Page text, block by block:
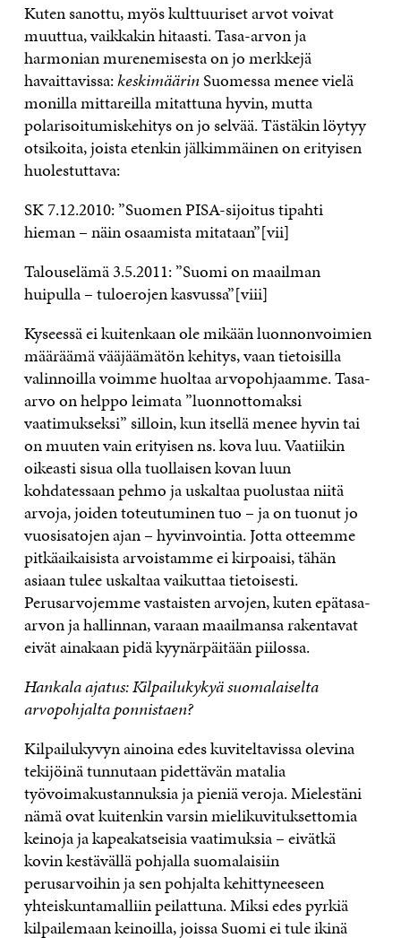
Kuten sanottu, myös kulttuuriset arvot voivat
muuttua, vaikkakin hitaasti. Tasa-arvon ja
harmonian murenemisesta on jo merkkejä
havaittavissa:keskimäärinSuomessa menee vielä
monilla mittareilla mitattuna hyvin, mutta
polarisoitumiskehitys on jo selvää. Tästäkin löytyy
otsikoita, joista etenkin jälkimmäinen on erityisen
huolestuttava:
SK 7.12.2010: ”Suomen PISA-sijoitus tipahti
hieman – näin osaamista mitataan”[vii]
Talouselämä 3.5.2011: ”Suomi on maailman
huipulla – tuloerojen kasvussa”[viii]
Kyseessä ei kuitenkaan ole mikään luonnonvoimien
määräämä vääjäämätön kehitys, vaan tietoisilla
valinnoilla voimme huoltaa arvopohjaamme. Tasa-
arvo on helppo leimata ”luonnottomaksi
vaatimukseksi” silloin, kun itsellä menee hyvin tai
on muuten vain erityisen ns. kova luu. Vaatiikin
oikeasti sisua olla tuollaisen kovan luun
kohdatessaan pehmo ja uskaltaa puolustaa niitä
arvoja, joiden toteutuminen tuo – ja on tuonut jo
vuosisatojen ajan – hyvinvointia. Jotta otteemme
pitkäaikaisista arvoistamme ei kirpoaisi, tähän
asiaan tulee uskaltaa vaikuttaa tietoisesti.
Perusarvojemme vastaisten arvojen, kuten epätasa-
arvon ja hallinnan, varaan maailmansa rakentavat
eivät ainakaan pidä kyynärpäitään piilossa.
Hankala ajatus: Kilpailukykyä suomalaiselta
arvopohjalta ponnistaen?
Kilpailukyvyn ainoina edes kuviteltavissa olevina
tekijöinä tunnutaan pidettävän matalia
työvoimakustannuksia ja pieniä veroja. Mielestäni
nämä ovat kuitenkin varsin mielikuvituksettomia
keinoja ja kapeakatseisia vaatimuksia – eivätkä
kovin kestävällä pohjalla suomalaisiin
perusarvoihin ja sen pohjalta kehittyneeseen
yhteiskuntamalliin peilattuna. Miksi edes pyrkiä
kilpailemaan keinoilla, joissa Suomi ei tule ikinä